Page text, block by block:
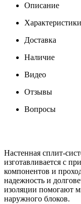
Описание
Характеристики
Доставка
Наличие
Видео
Отзывы
Вопросы
Настенная сплит-
изготавливается с
компонентов и
надежность и
изоляции помогают
наружного блоков.